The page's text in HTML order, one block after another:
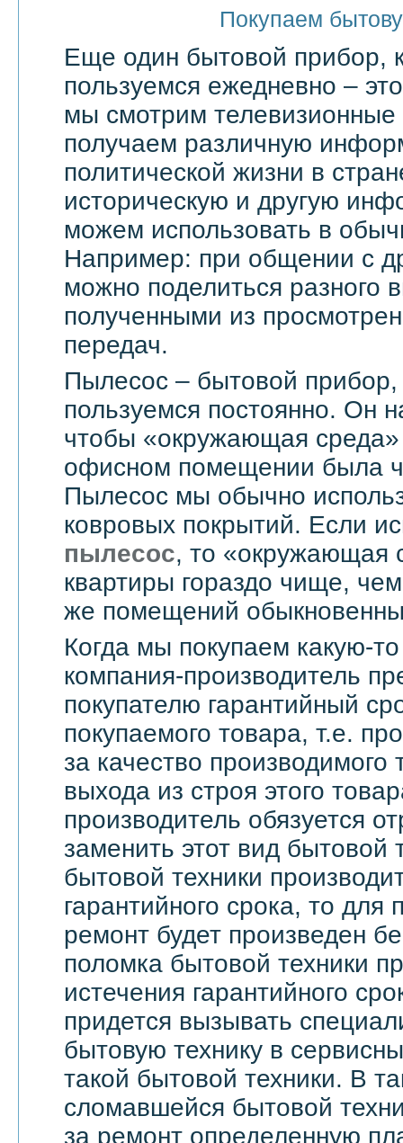
Покупаем
Еще один бытовой прибор,
пользуемся ежедневно –
мы смотрим телевизионные
получаем различную
политической жизни в
историческую и другую
можем использовать в
Например: при общении с
можно поделиться разного
полученными из
передач.
Пылесос – бытовой
пользуемся постоянно. Он
чтобы «окружающая среда»
офисном помещении была
Пылесос мы обычно
ковровых покрытий. Если
пылесос, то «окружающая
квартиры гораздо чище,
же помещений
Когда мы покупаем какую-
компания-производитель
покупателю гарантийный
покупаемого товара, т.е.
за качество производимого
выхода из строя этого
производитель обязуется
заменить этот вид бытовой
бытовой техники
гарантийного срока, то для
ремонт будет произведен
поломка бытовой техники
истечения гарантийного
придется вызывать
бытовую технику в
такой бытовой техники. В
сломавшейся бытовой
за ремонт определенную